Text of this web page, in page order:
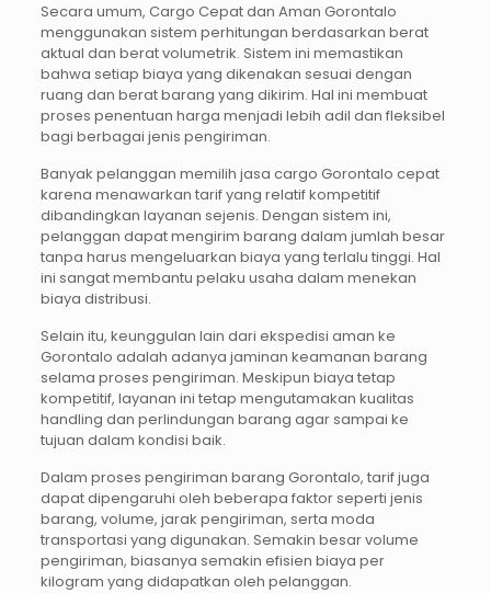
Secara umum, Cargo Cepat dan Aman Gorontalo
menggunakan sistem perhitungan berdasarkan berat
aktual dan berat volumetrik. Sistem ini memastikan
bahwa setiap biaya yang dikenakan sesuai dengan
ruang dan berat barang yang dikirim. Hal ini membuat
proses penentuan harga menjadi lebih adil dan fleksibel
bagi berbagai jenis pengiriman.
Banyak pelanggan memilih jasa cargo Gorontalo cepat
karena menawarkan tarif yang relatif kompetitif
dibandingkan layanan sejenis. Dengan sistem ini,
pelanggan dapat mengirim barang dalam jumlah besar
tanpa harus mengeluarkan biaya yang terlalu tinggi. Hal
ini sangat membantu pelaku usaha dalam menekan
biaya distribusi.
Selain itu, keunggulan lain dari ekspedisi aman ke
Gorontalo adalah adanya jaminan keamanan barang
selama proses pengiriman. Meskipun biaya tetap
kompetitif, layanan ini tetap mengutamakan kualitas
handling dan perlindungan barang agar sampai ke
tujuan dalam kondisi baik.
Dalam proses pengiriman barang Gorontalo, tarif juga
dapat dipengaruhi oleh beberapa faktor seperti jenis
barang, volume, jarak pengiriman, serta moda
transportasi yang digunakan. Semakin besar volume
pengiriman, biasanya semakin efisien biaya per
kilogram yang didapatkan oleh pelanggan.